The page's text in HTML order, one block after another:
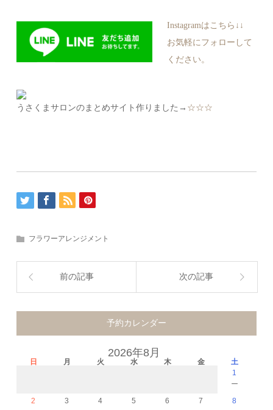
Instagramはこちら↓↓
お気軽にフォローして
ください。
うさくまサロンのまとめサイト作りました→ ☆☆☆
フラワーアレンジメント
前の記事 次の記事
予約カレンダー
2026年8月
日 月 火 水 木 金
土
1
－
2 3 4 5 6 7 8